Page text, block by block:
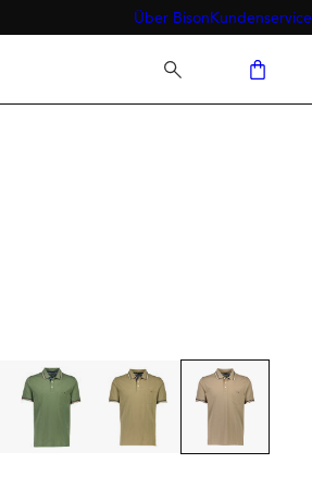
Über BisonKundenservice